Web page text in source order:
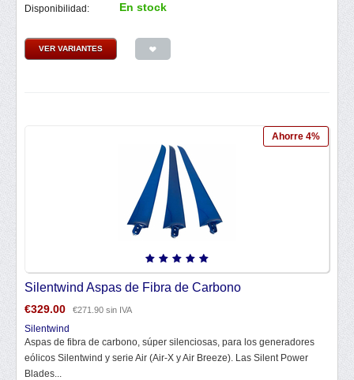
Disponibilidad: En stock
VER VARIANTES
Ahorre 4%
Silentwind Aspas de Fibra de Carbono
€329.00 €271.90 sin IVA
Silentwind
Aspas de fibra de carbono, súper silenciosas, para los generadores
eólicos Silentwind y serie Air (Air-X y Air Breeze). Las Silent Power
Blades...